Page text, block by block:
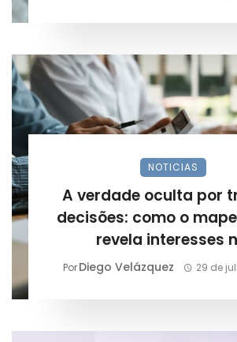
NOTICIAS
A verdade oculta por
decisões: como o
revela interesses
declarados?
PorDiego Velázquez 29 de